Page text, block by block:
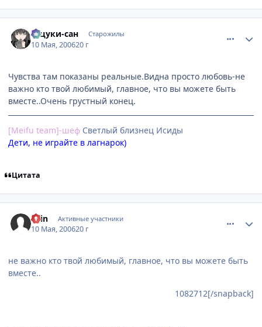
Тацуки-сан Старожилы
10 Мая, 200620 г
Чувства там показаны реальные.Видна просто любовь-не
важно кто твой любимый, главное, что вы можете быть
вместе..Очень грустный конец.
[Meifu team]-шеф Cветлый близнец Исиды
Дети, не играйте в лагнарок)
Цитата
Ellin Активные участники
10 Мая, 200620 г
не важно кто твой любимый, главное, что вы можете быть
вместе..
1082712[/snapback]